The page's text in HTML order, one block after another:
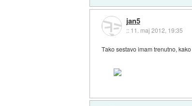
jan5
:: 11. maj 2012, 19:35
Tako sestavo imam trenutno,